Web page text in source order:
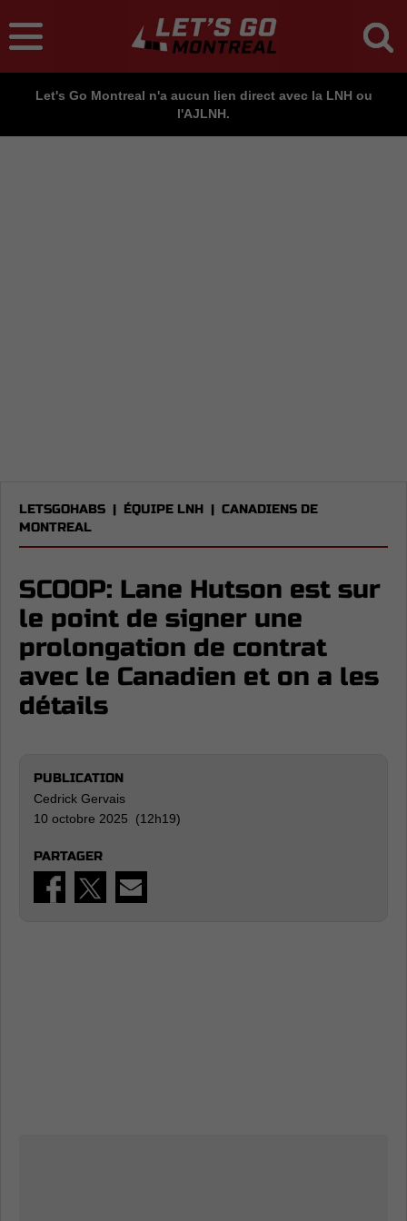
Let's Go Montreal n'a aucun lien direct avec la LNH ou
l'AJLNH.
LETSGOHABS | ÉQUIPE LNH | CANADIENS DE
MONTREAL
SCOOP: Lane Hutson est sur
le point de signer une
prolongation de contrat
avec le Canadien et on a les
détails
PUBLICATION
Cedrick Gervais
10 octobre 2025 (12h19)
PARTAGER